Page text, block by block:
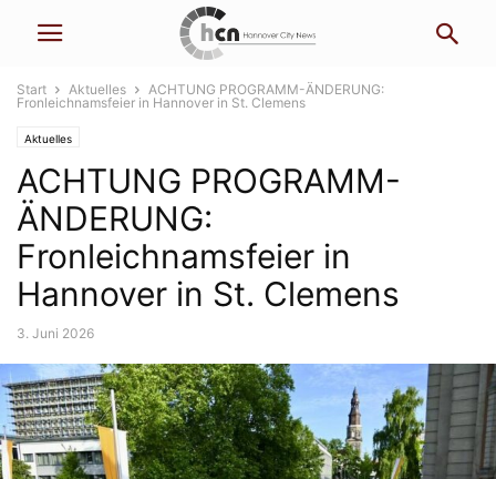
Start Aktuelles
ACHTUNG PROGRAMM-ÄNDERUNG:
Fronleichnamsfeier in Hannover in St. Clemens
Aktuelles
ACHTUNG PROGRAMM-
ÄNDERUNG:
Fronleichnamsfeier in
Hannover in St. Clemens
3. Juni 2026